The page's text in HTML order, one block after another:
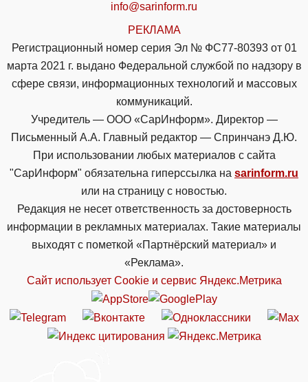
info@sarinform.ru
РЕКЛАМА
Регистрационный номер серия Эл № ФС77-80393 от 01
марта 2021 г. выдано Федеральной службой по надзору в
сфере связи, информационных технологий и массовых
коммуникаций.
Учредитель — ООО «СарИнформ». Директор —
Письменный А.А. Главный редактор — Спринчанэ Д.Ю.
При использовании любых материалов с сайта
"СарИнформ" обязательна гиперссылка на sarinform.ru
или на страницу с новостью.
Редакция не несет ответственность за достоверность
информации в рекламных материалах. Такие материалы
выходят с пометкой «Партнёрский материал» и
«Реклама».
Сайт использует Cookie и сервиc Яндекс.Метрика